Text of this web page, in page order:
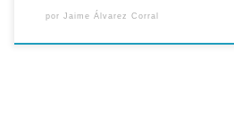
por Jaime Álvarez Corral